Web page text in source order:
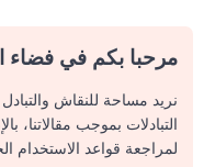
مرحبا بكم في فضاء
نريد مساحة للنقاش
التبادلات بموجب مقالاتنا،
لمراجعة قواعد الاستخدام